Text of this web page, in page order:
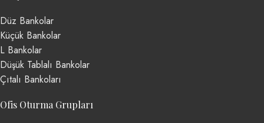
Düz Bankolar
Küçük Bankolar
L Bankolar
Düşük Tablalı Bankolar
Çıtalı Bankoları
Ofis Oturma Grupları